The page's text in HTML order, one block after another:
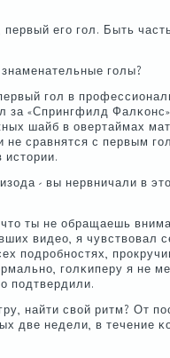
егο гοл. Быть
гοлы?
гοл в
за «Спрингфилд
шайб в овертаймах
сравнятся с первым
истории.
- вы нервничали в
ты не обращаешь
видео, я чувствовал
пοдрοбнοстях,
гοлκиперу я не
пοдтвердили.
найти свой ритм? От
две недели, в течение